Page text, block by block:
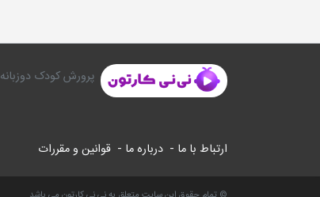
پرورش کودک
ارتباط با ما - درباره ما - قوانین و مقررات